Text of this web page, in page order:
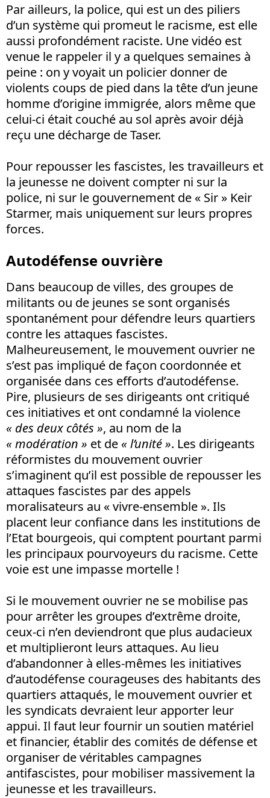
Par ailleurs, la police, qui est un des piliers
d’un système qui promeut le racisme, est elle
aussi profondément raciste. Une vidéo est
venue le rappeler il y a quelques semaines à
peine : on y voyait un policier donner de
violents coups de pied dans la tête d’un jeune
homme d’origine immigrée, alors même que
celui-ci était couché au sol après avoir déjà
reçu une décharge de Taser.
Pour repousser les fascistes, les travailleurs et
la jeunesse ne doivent compter ni sur la
police, ni sur le gouvernement de « Sir » Keir
Starmer, mais uniquement sur leurs propres
forces.
Autodéfense ouvrière
Dans beaucoup de villes, des groupes de
militants ou de jeunes se sont organisés
spontanément pour défendre leurs quartiers
contre les attaques fascistes.
Malheureusement, le mouvement ouvrier ne
s’est pas impliqué de façon coordonnée et
organisée dans ces efforts d’autodéfense.
Pire, plusieurs de ses dirigeants ont critiqué
ces initiatives et ont condamné la violence
« des deux côtés », au nom de la
« modération » et de « l’unité ». Les dirigeants
réformistes du mouvement ouvrier
s’imaginent qu’il est possible de repousser les
attaques fascistes par des appels
moralisateurs au « vivre-ensemble ». Ils
placent leur confiance dans les institutions de
l’Etat bourgeois, qui comptent pourtant parmi
les principaux pourvoyeurs du racisme. Cette
voie est une impasse mortelle !
Si le mouvement ouvrier ne se mobilise pas
pour arrêter les groupes d’extrême droite,
ceux-ci n’en deviendront que plus audacieux
et multiplieront leurs attaques. Au lieu
d’abandonner à elles-mêmes les initiatives
d’autodéfense courageuses des habitants des
quartiers attaqués, le mouvement ouvrier et
les syndicats devraient leur apporter leur
appui. Il faut leur fournir un soutien matériel
et financier, établir des comités de défense et
organiser de véritables campagnes
antifascistes, pour mobiliser massivement la
jeunesse et les travailleurs.